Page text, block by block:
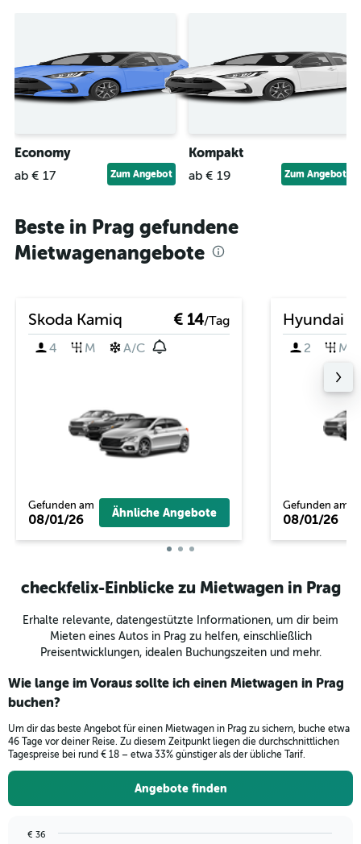
Economy
ab € 17 Zum Angebot
Kompakt
ab € 19 Zum Angebot
Beste in Prag gefundene
Mietwagenangebote
Skoda Kamiq € 14/Tag
4
M A/C
Gefunden am
08/01/26 Ähnliche Angebote
Hyundai
2 M
Gefunden am
08/01/26
checkfelix-Einblicke zu Mietwagen in Prag
Erhalte relevante, datengestützte Informationen, um dir beim
Mieten eines Autos in Prag zu helfen, einschließlich
Preisentwicklungen, idealen Buchungszeiten und mehr.
Wie lange im Voraus sollte ich einen Mietwagen in Prag
buchen?
Um dir das beste Angebot für einen Mietwagen in Prag zu sichern, buche etwa
46 Tage vor deiner Reise. Zu diesem Zeitpunkt liegen die durchschnittlichen
Tagespreise bei rund € 18 – etwa 33% günstiger als der übliche Tarif.
Angebote finden
€ 36